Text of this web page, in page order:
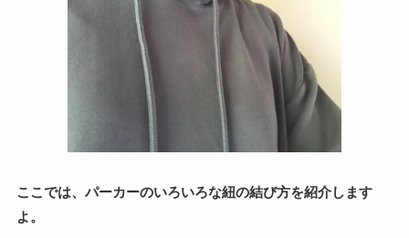
ここでは、パーカーのいろいろな紐の結び方を紹介します
よ。